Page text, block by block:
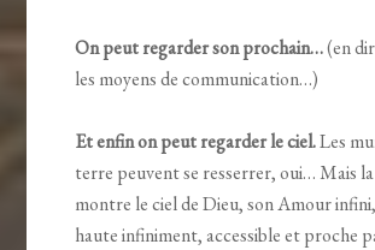
On peut regarder son prochain…(en
les moyens de communication…)
Et enfin on peut regarder le ciel.Les
terre peuvent se resserrer, oui… Mais
montre le ciel de Dieu, son Amour
haute infiniment, accessible et proche